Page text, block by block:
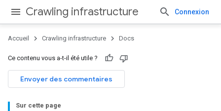
Crawling infrastructure Connexion
Accueil Crawling infrastructure Docs
Ce contenu vous a-t-il été utile ?
Envoyer des commentaires
Sur cette page